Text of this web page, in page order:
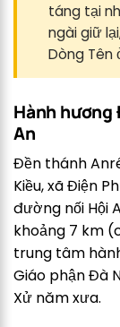
táng tại
ngài giữ
Dòng Tên
Hành hương
An
Đền thánh
Kiều, xã Điện
đường nối Hội
khoảng 7 km
trung tâm
Giáo phận Đà
Xử năm xưa.